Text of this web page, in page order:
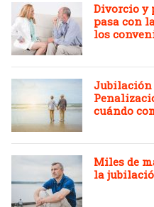
Divorcio y
pasa con
los
Jubilación
cuándo
Miles de
la